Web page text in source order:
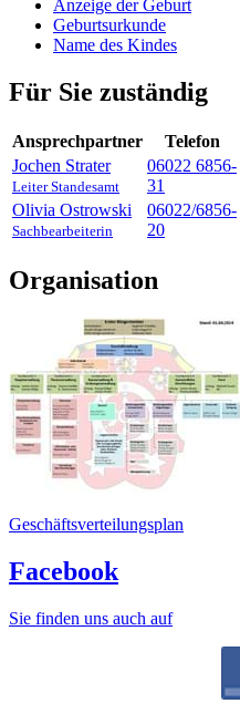
Anzeige der Geburt
Geburtsurkunde
Name des Kindes
Für Sie zuständig
Ansprechpartner Telefon
Jochen Strater
Leiter Standesamt
06022 6856-
31
Olivia Ostrowski
Sachbearbeiterin
06022/6856-
20
Organisation
Geschäftsverteilungsplan
Facebook
Sie finden uns auch auf